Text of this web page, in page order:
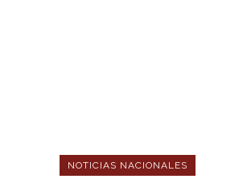
NOTICIAS NACIONALES